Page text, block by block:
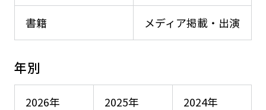
メディア掲載・出演
書籍
年別
2026年 2025年 2024年